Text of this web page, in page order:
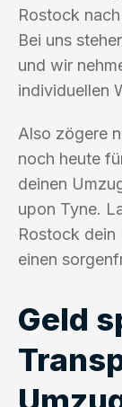
Rostock
Bei uns
und wir
individuellen
Also zögere
noch heute
deinen
upon Tyne.
Rostock dein
einen
Geld